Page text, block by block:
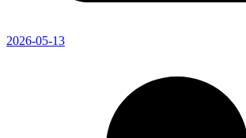
2026-05-13